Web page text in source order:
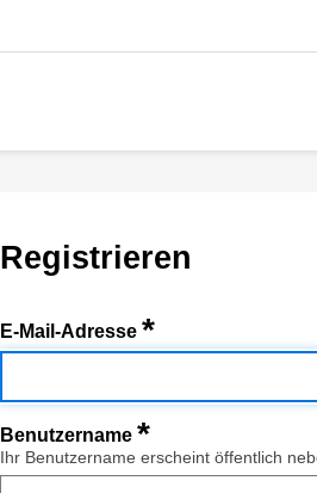
Registrieren
E-Mail-Adresse *
Benutzername *
Ihr Benutzername erscheint öffentlich